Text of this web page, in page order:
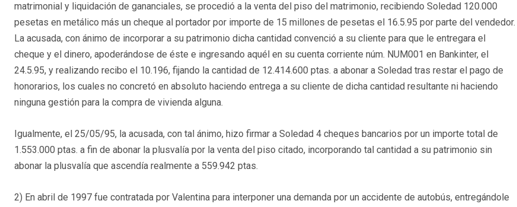
matrimonial y liquidación de gananciales, se procedió a la venta del piso del matrimonio, recibiendo Soledad 120.000
pesetas en metálico más un cheque al portador por importe de 15 millones de pesetas el 16.5.95 por parte del vendedor.
La acusada, con ánimo de incorporar a su patrimonio dicha cantidad convenció a su cliente para que le entregara el
cheque y el dinero, apoderándose de éste e ingresando aquél en su cuenta corriente núm. NUM001 en Bankinter, el
24.5.95, y realizando recibo el 10.196, fijando la cantidad de 12.414.600 ptas. a abonar a Soledad tras restar el pago de
honorarios, los cuales no concretó en absoluto haciendo entrega a su cliente de dicha cantidad resultante ni haciendo
ninguna gestión para la compra de vivienda alguna.
Igualmente, el 25/05/95, la acusada, con tal ánimo, hizo firmar a Soledad 4 cheques bancarios por un importe total de
1.553.000 ptas. a fin de abonar la plusvalía por la venta del piso citado, incorporando tal cantidad a su patrimonio sin
abonar la plusvalía que ascendía realmente a 559.942 ptas.
2) En abril de 1997 fue contratada por Valentina para interponer una demanda por un accidente de autobús, entregándole